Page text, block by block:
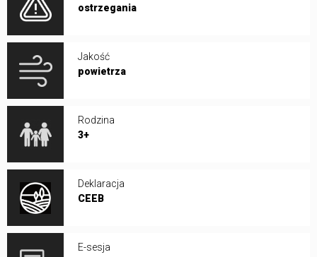
ostrzegania
Jakość
powietrza
Rodzina
3+
Deklaracja
CEEB
E-sesja